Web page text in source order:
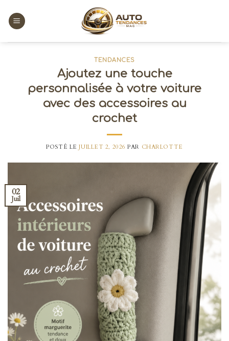
content
TENDANCES
Ajoutez une touche
personnalisée à votre voiture
avec des accessoires au
crochet
POSTÉ LEJUILLET 2, 2026 PAR CHARLOTTE
02
Juil